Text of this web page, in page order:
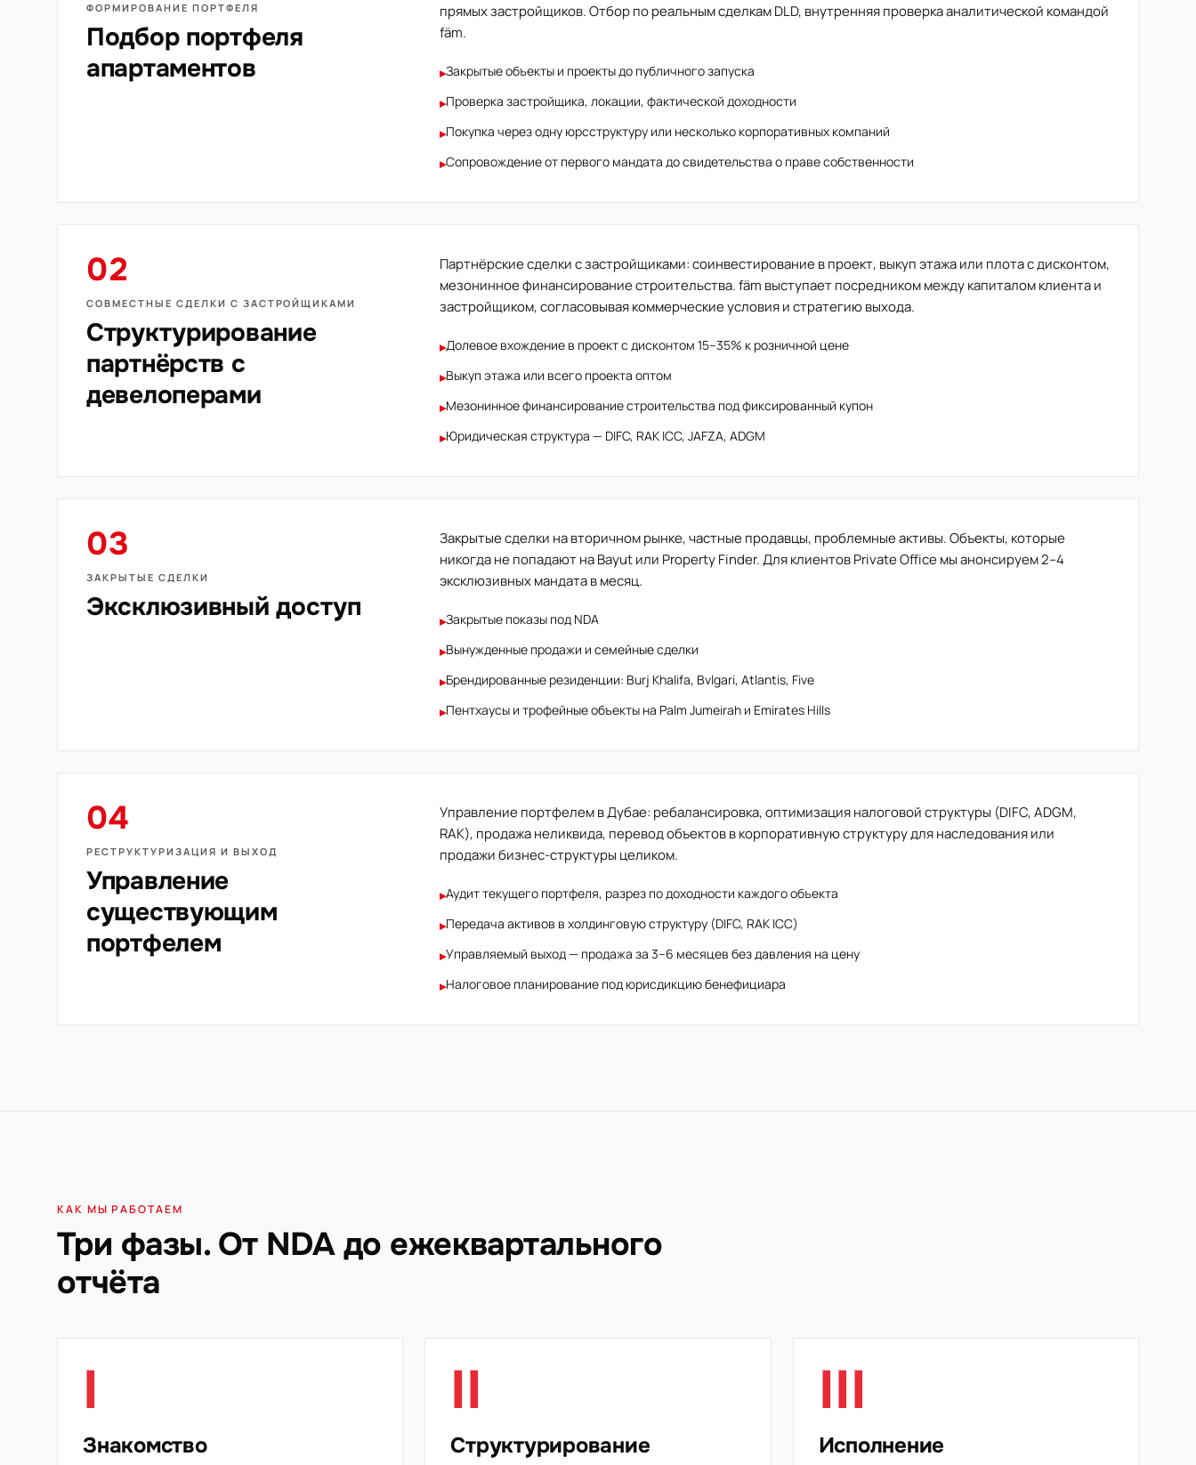
ФОРМИРОВАНИЕ ПОРТФЕЛЯ
Подбор портфеля
апартаментов
прямых застройщиков. Отбор по реальным сделкам DLD, внутренняя проверка аналитической командой
fäm.
▸Закрытые объекты и проекты до публичного запуска
▸Проверка застройщика, локации, фактической доходности
▸Покупка через одну юрсструктуру или несколько корпоративных компаний
▸Сопровождение от первого мандата до свидетельства о праве собственности
02
СОВМЕСТНЫЕ СДЕЛКИ С ЗАСТРОЙЩИКАМИ
Структурирование
партнёрств с
девелоперами
Партнёрские сделки с застройщиками: соинвестирование в проект, выкуп этажа или плота с дисконтом,
мезонинное финансирование строительства. fäm выступает посредником между капиталом клиента и
застройщиком, согласовывая коммерческие условия и стратегию выхода.
▸Долевое вхождение в проект с дисконтом 15–35% к розничной цене
▸Выкуп этажа или всего проекта оптом
▸Мезонинное финансирование строительства под фиксированный купон
▸Юридическая структура — DIFC, RAK ICC, JAFZA, ADGM
03
ЗАКРЫТЫЕ СДЕЛКИ
Эксклюзивный доступ
Закрытые сделки на вторичном рынке, частные продавцы, проблемные активы. Объекты, которые
никогда не попадают на Bayut или Property Finder. Для клиентов Private Office мы анонсируем 2–4
эксклюзивных мандата в месяц.
▸Закрытые показы под NDA
▸Вынужденные продажи и семейные сделки
▸Брендированные резиденции: Burj Khalifa, Bvlgari, Atlantis, Five
▸Пентхаусы и трофейные объекты на Palm Jumeirah и Emirates Hills
04
РЕСТРУКТУРИЗАЦИЯ И ВЫХОД
Управление
существующим
портфелем
Управление портфелем в Дубае: ребалансировка, оптимизация налоговой структуры (DIFC, ADGM,
RAK), продажа неликвида, перевод объектов в корпоративную структуру для наследования или
продажи бизнес-структуры целиком.
▸Аудит текущего портфеля, разрез по доходности каждого объекта
▸Передача активов в холдинговую структуру (DIFC, RAK ICC)
▸Управляемый выход — продажа за 3–6 месяцев без давления на цену
▸Налоговое планирование под юрисдикцию бенефициара
КАК МЫ РАБОТАЕМ
Три фазы. От NDA до ежеквартального
отчёта
I
Знакомство
II
Структурирование
III
Исполнение